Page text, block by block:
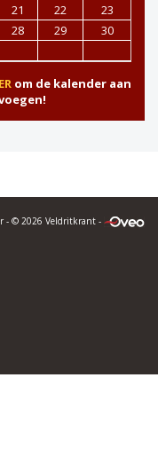
21 22
23
28 29
30
om de kalender aan
- © 2026 Veldritkrant -